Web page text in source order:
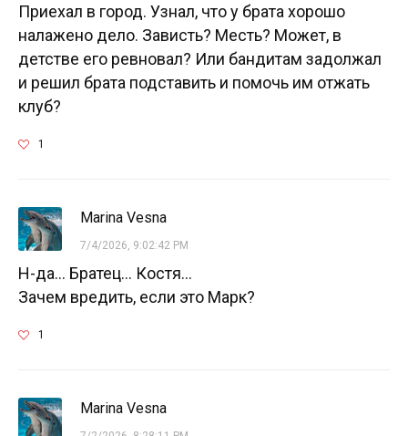
Приехал в город. Узнал, что у брата хорошо
налажено дело. Зависть? Месть? Может, в
детстве его ревновал? Или бандитам задолжал
и решил брата подставить и помочь им отжать
клуб?
1
Marina Vesna
7/4/2026, 9:02:42 PM
Н-да... Братец... Костя...
Зачем вредить, если это Марк?
1
Marina Vesna